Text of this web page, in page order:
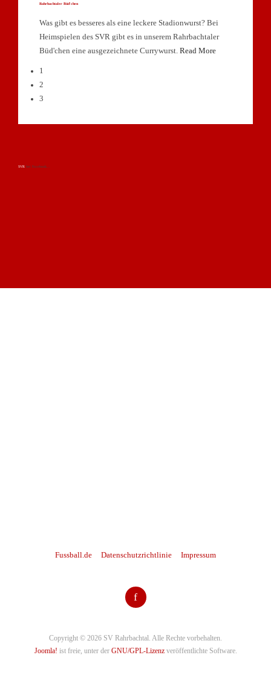
Rahrbachtaler Büd'chen
Was gibt es besseres als eine leckere Stadionwurst? Bei
Heimspielen des SVR gibt es in unserem Rahrbachtaler
Büd'chen eine ausgezeichnete Currywurst. Read More
1
2
3
SVR bei Facebook...
Fussball.de Datenschutzrichtlinie Impressum
f
Copyright © 2026 SV Rahrbachtal. Alle Rechte vorbehalten.
Joomla! ist freie, unter der GNU/GPL-Lizenzveröffentlichte Software.